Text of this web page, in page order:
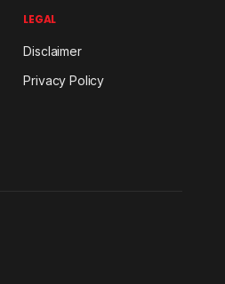
LEGAL
Disclaimer
Privacy Policy